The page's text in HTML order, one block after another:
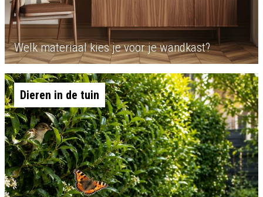
Welk materiaal kies je voor je wandkast?
Dieren in de tuin